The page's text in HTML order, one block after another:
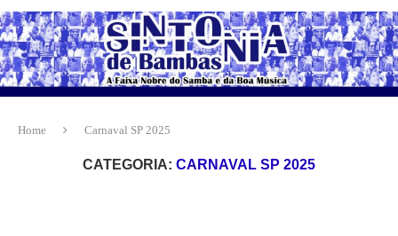
Home Carnaval SP 2025
CATEGORIA: CARNAVAL SP 2025